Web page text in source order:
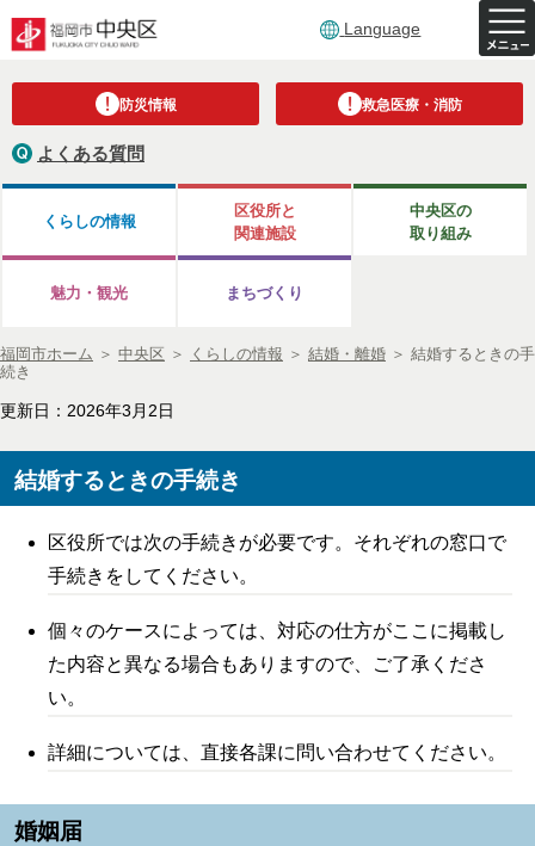
Language
防災情報 救急医療・消防
よくある質問
くらしの情報
区役所と
関連施設
中央区の
取り組み
魅力・観光 まちづくり
福岡市ホーム ＞ 中央区 ＞ くらしの情報 ＞ 結婚・離婚 ＞ 結婚するときの手
続き
更新日：2026年3月2日
結婚するときの手続き
区役所では次の手続きが必要です。それぞれの窓口で
手続きをしてください。
個々のケースによっては、対応の仕方がここに掲載し
た内容と異なる場合もありますので、ご了承くださ
い。
詳細については、直接各課に問い合わせてください。
婚姻届